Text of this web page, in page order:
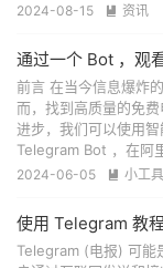
2024-08-15  资讯
通过一个 Bot ，观
前言 在当今信息爆炸
而，找到高质量的免
进步，我们可以使用
Telegram Bot ，在阿
2024-06-05  小工具
使用 Telegram 教程
Telegram (电报) 可能